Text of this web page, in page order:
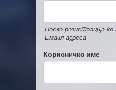
После регистрација
Емаил адреса
Корисничко име